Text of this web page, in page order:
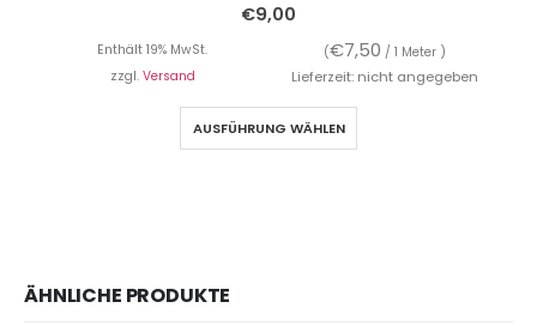
€9,00
Enthält 19% MwSt. (€7,50 / 1 Meter )
zzgl. Versand Lieferzeit: nicht angegeben
AUSFÜHRUNG WÄHLEN
ÄHNLICHE PRODUKTE